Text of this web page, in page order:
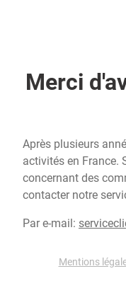
Merci
Après plusieurs
activités en France.
concernant des
contacter notre
Par e-mail:
Mentions